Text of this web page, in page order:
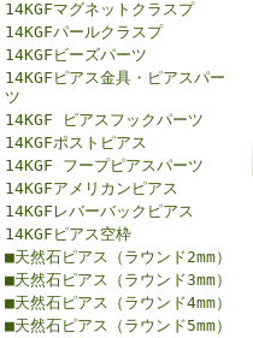
14KGFマグネットクラスプ
14KGFパールクラスプ
14KGFビーズパーツ
14KGFピアス金具・ピアスパー
ツ
14KGF ピアスフックパーツ
14KGFポストピアス
14KGF フープピアスパーツ
14KGFアメリカンピアス
14KGFレバーバックピアス
14KGFピアス空枠
■天然石ピアス（ラウンド2mm）
■天然石ピアス（ラウンド3mm）
■天然石ピアス（ラウンド4mm）
■天然石ピアス（ラウンド5mm）